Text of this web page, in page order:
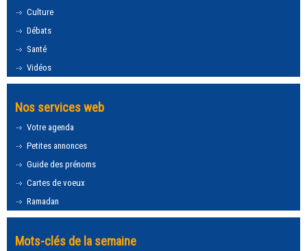
Culture
Débats
Santé
Vidéos
Nos services web
Votre agenda
Petites annonces
Guide des prénoms
Cartes de voeux
Ramadan
Mots-clés de la semaine